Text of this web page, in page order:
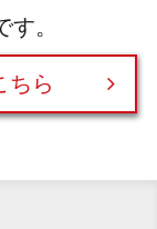
。
ちら